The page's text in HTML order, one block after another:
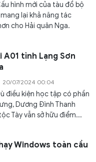
hình mới của tàu đổ bộ
mang lại khả năng tác
cho Hải quân Nga.
A01 tỉnh Lạng Sơn
20/07/2024 00:04
điều kiện học tập có phần
Dương Đình Thanh
Tày vẫn sở hữu điểm...
Windows toàn cầu